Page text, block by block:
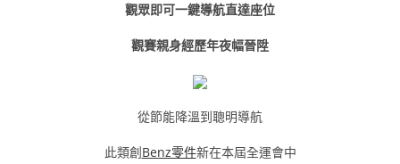
觀眾即可一鍵導航直達座位
觀賽親身經歷年夜幅晉陞
從節能降溫到聰明導航
此類創Benz零件新在本屆全運會中